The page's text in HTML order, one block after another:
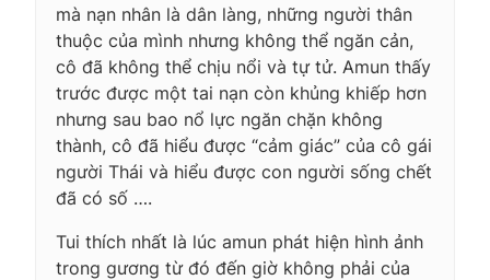
mà nạn nhân là dân làng, những người thân
thuộc của mình nhưng không thể ngăn cản,
cô đã không thể chịu nổi và tự tử. Amun thấy
trước được một tai nạn còn khủng khiếp hơn
nhưng sau bao nổ lực ngăn chặn không
thành, cô đã hiểu được “cảm giác” của cô gái
người Thái và hiểu được con người sống chết
đã có số ….
Tui thích nhất là lúc amun phát hiện hình ảnh
trong gương từ đó đến giờ không phải của